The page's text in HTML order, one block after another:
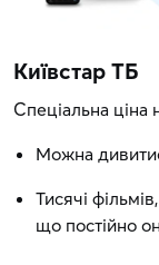
Київстар ТБ
Спеціальна ціна
Можна
Тисячі
що постійно